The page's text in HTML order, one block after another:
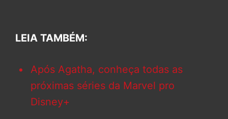
LEIA TAMBÉM:
Após Agatha, conheça todas as
próximas séries da Marvel pro
Disney+